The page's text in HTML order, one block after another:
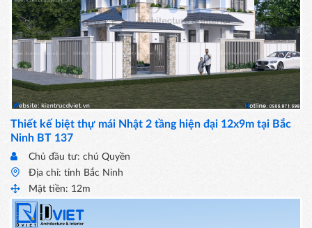
Thiết kế biệt thự mái Nhật 2 tầng hiện đại 12x9m tại Bắc
Ninh BT 137
Chủ đầu tư: chú Quyền
Địa chỉ: tỉnh Bắc Ninh
Mặt tiền: 12m